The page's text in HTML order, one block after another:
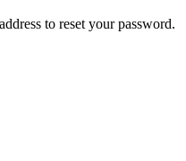
to reset your password.